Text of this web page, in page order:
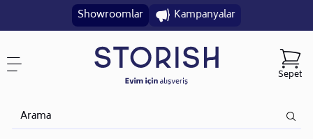
Showroomlar Kampanyalar
Sepet